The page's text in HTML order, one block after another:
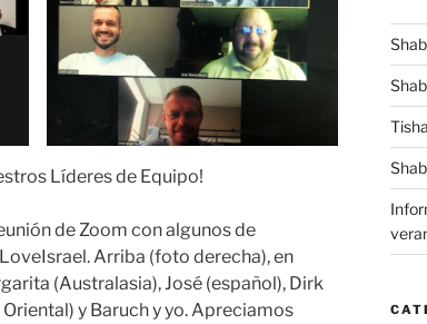
Líderes de Equipo!
de Zoom con algunos de
Arriba (foto derecha), en
(Australasia), José (español), Dirk
y Baruch y yo. Apreciamos